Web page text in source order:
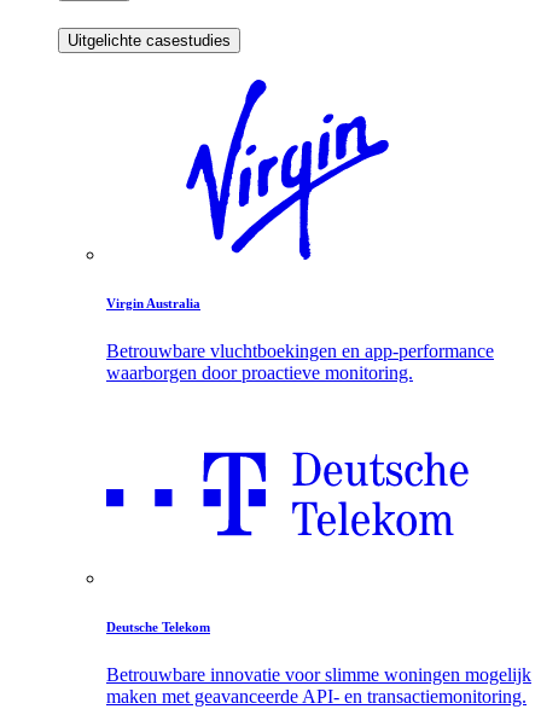
Uitgelichte casestudies
Virgin Australia
Betrouwbare vluchtboekingen en app-performance
waarborgen door proactieve monitoring.
Deutsche Telekom
Betrouwbare innovatie voor slimme woningen mogelijk
maken met geavanceerde API- en transactiemonitoring.